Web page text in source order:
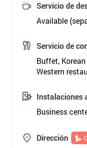
Servicio de
Available
Servicio de
Buffet,
Western
Instalaciones
Business
Dirección